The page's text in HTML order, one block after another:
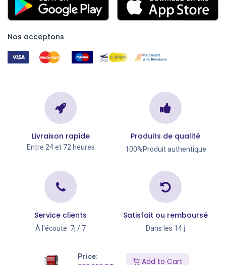
Price:
Add to Cart
Nos acceptons
Livraison rapide
Entre 24 et 72 heures
Produits de qualité
100%Produit authentique
Service clients
À l'écoute 7j / 7
Satisfait ou remboursé
Dans les 14 j
Copyright © Go Big 2026